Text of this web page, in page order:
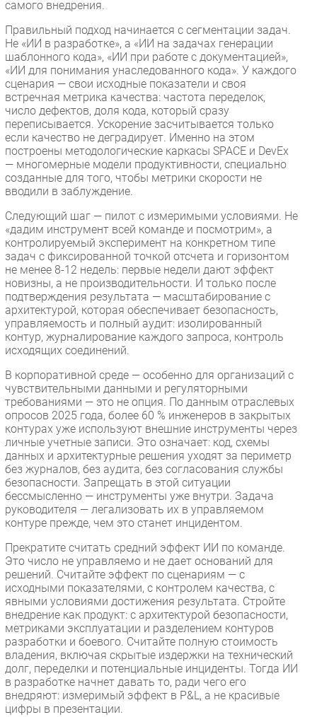
самого внедрения.
Правильный подход начинается с сегментации задач.
Не «ИИ в разработке», а «ИИ на задачах генерации
шаблонного кода», «ИИ при работе с документацией»,
«ИИ для понимания унаследованного кода». У каждого
сценария — свои исходные показатели и своя
встречная метрика качества: частота переделок,
число дефектов, доля кода, который сразу
переписывается. Ускорение засчитывается только
если качество не деградирует. Именно на этом
построены методологические каркасы SPACE и DevEx
— многомерные модели продуктивности, специально
созданные для того, чтобы метрики скорости не
вводили в заблуждение.
Следующий шаг — пилот с измеримыми условиями. Не
«дадим инструмент всей команде и посмотрим», а
контролируемый эксперимент на конкретном типе
задач с фиксированной точкой отсчета и горизонтом
не менее 8-12 недель: первые недели дают эффект
новизны, а не производительности. И только после
подтверждения результата — масштабирование с
архитектурой, которая обеспечивает безопасность,
управляемость и полный аудит: изолированный
контур, журналирование каждого запроса, контроль
исходящих соединений.
В корпоративной среде — особенно для организаций с
чувствительными данными и регуляторными
требованиями — это не опция. По данным отраслевых
опросов 2025 года, более 60 % инженеров в закрытых
контурах уже используют внешние инструменты через
личные учетные записи. Это означает: код, схемы
данных и архитектурные решения уходят за периметр
без журналов, без аудита, без согласования службы
безопасности. Запрещать в этой ситуации
бессмысленно — инструменты уже внутри. Задача
руководителя — легализовать их в управляемом
контуре прежде, чем это станет инцидентом.
Прекратите считать средний эффект ИИ по команде.
Это число не управляемо и не дает оснований для
решений. Считайте эффект по сценариям — с
исходными показателями, с контролем качества, с
явными условиями достижения результата. Стройте
внедрение как продукт: с архитектурой безопасности,
метриками эксплуатации и разделением контуров
разработки и боевого. Считайте полную стоимость
владения, включая скрытые издержки на технический
долг, переделки и потенциальные инциденты. Тогда ИИ
в разработке начнет давать то, ради чего его
внедряют: измеримый эффект в P&L, а не красивые
цифры в презентации.